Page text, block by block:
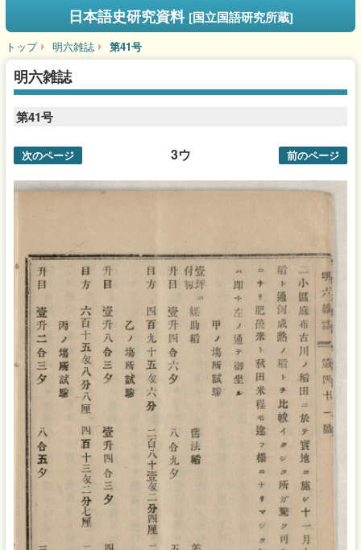
日本語史研究資料 [国立国語研究所蔵]
トップ 明六雑誌 第41号
明六雑誌
第41号
3ウ
次のページ 前のページ